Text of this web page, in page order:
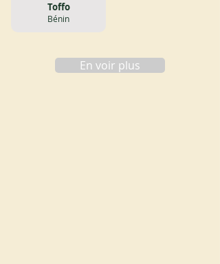
Toffo
Bénin
En voir plus